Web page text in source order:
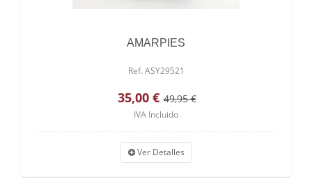
AMARPIES
Ref. ASY29521
35,00 € 49,95 €
IVA Incluido
Ver Detalles